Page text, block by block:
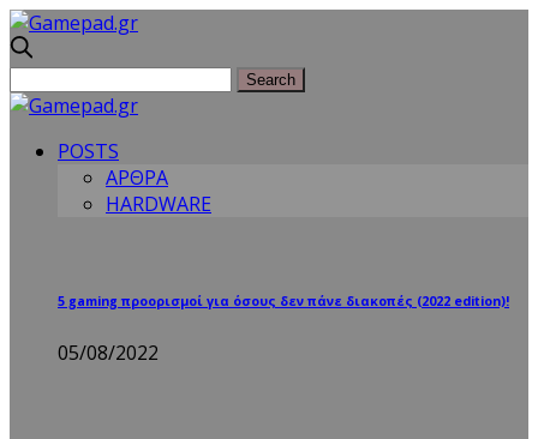
POSTS
ΑΡΘΡΑ
HARDWARE
5 gaming προορισμοί για όσους δεν πάνε διακοπές (2022 edition)!
05/08/2022